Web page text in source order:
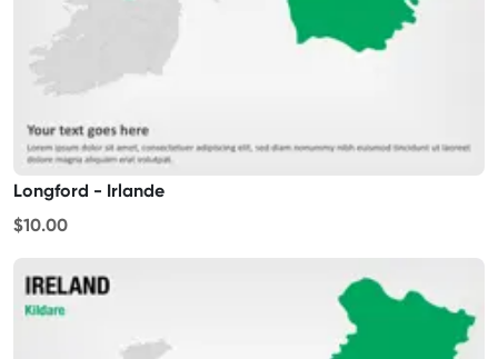
Longford - Irlande
$10.00